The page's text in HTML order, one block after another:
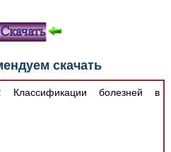
скачать
Классификации болезней в